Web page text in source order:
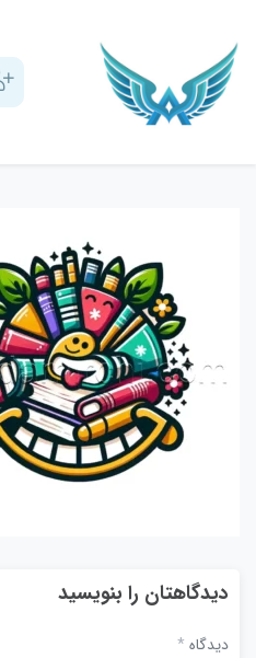
دیدگاهتان را بنویسید
دیدگاه *